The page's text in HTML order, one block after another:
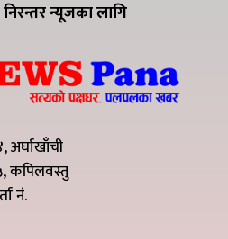
न्यूजका लागि
अर्घाखाँची
कपिलवस्तु
नं.